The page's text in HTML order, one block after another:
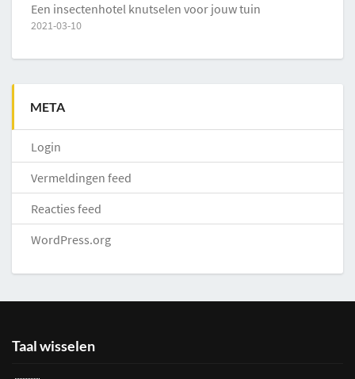
Een insectenhotel knutselen voor jouw tuin
2021-03-10
META
Login
Vermeldingen feed
Reacties feed
WordPress.org
Taal wisselen